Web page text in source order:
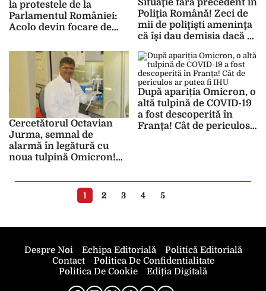
la protestele de la
Parlamentul României:
Acolo devin focare de
Situaţie fără precedent în
Poliţia Română! Zeci de
mii de poliţişti ameninţa
că îşi dau demisia dacă se
certificatului verde
Cercetătorul Octavian
Jurma, semnal de
alarmă în legătură cu
noua tulpină Omicron!
valului este stupefiantă
După apariția Omicron, o
altă tulpină de COVID-19
a fost descoperită în
Franța! Cât de periculos
1 2 3 4 5
Despre Noi Echipa Editorială
Politică Editorială
Contact
Politica De Confidentialitate
Politica De Cookie
Ediția Digitală